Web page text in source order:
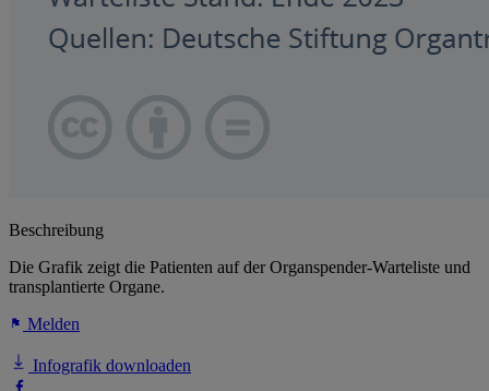
Beschreibung
Die Grafik zeigt die Patienten auf der Organspender-Warteliste und
transplantierte Organe.
Melden
Infografik downloaden